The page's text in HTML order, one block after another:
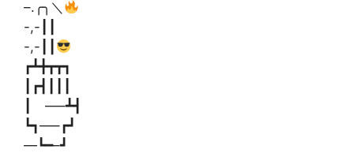
–.╭╮＼
-,-┃┃
-,-┃┃
┏┻╋┳┳┓
┃┏┫┃┃┃
┃ —–┻┫
┗┓—–┏┛
—┗━–┛